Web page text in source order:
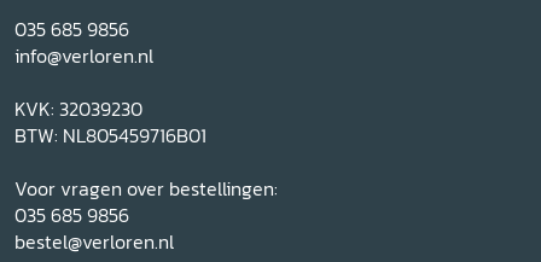
035 685 9856
info@verloren.nl
KVK: 32039230
BTW: NL805459716B01
Voor vragen over bestellingen:
035 685 9856
bestel@verloren.nl